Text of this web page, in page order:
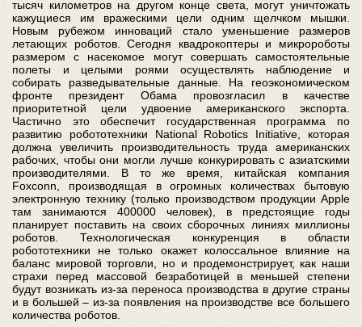
тысяч километров на другом конце света, могут уничтожать
кажущиеся им вражескими цели одним щелчком мышки.
Новым рубежом инноваций стало уменьшение размеров
летающих роботов. Сегодня квадрокоптеры и микророботы
размером с насекомое могут совершать самостоятельные
полеты и целыми роями осуществлять наблюдение и
собирать разведывательные данные. На геоэкономическом
фронте президент Обама провозгласил в качестве
приоритетной цели удвоение американского экспорта.
Частично это обеспечит государственная программа по
развитию робототехники National Robotics Initiative, которая
должна увеличить производительность труда американских
рабочих, чтобы они могли лучше конкурировать с азиатскими
производителями. В то же время, китайская компания
Foxconn, производящая в огромных количествах бытовую
электронную технику (только производством продукции Apple
там занимаются 400000 человек), в предстоящие годы
планирует поставить на своих сборочных линиях миллионы
роботов. Технологическая конкуренция в области
робототехники не только окажет колоссальное влияние на
баланс мировой торговли, но и продемонстрирует, как наши
страхи перед массовой безработицей в меньшей степени
будут возникать из-за переноса производства в другие страны
и в большей – из-за появления на производстве все большего
количества роботов.